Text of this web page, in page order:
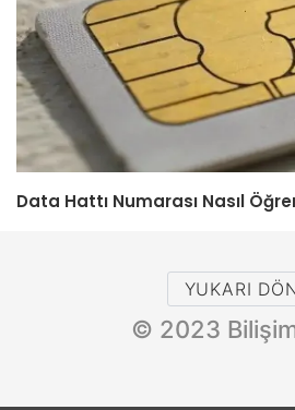
Data Hattı Numarası Nasıl
YUKARI
© 2023